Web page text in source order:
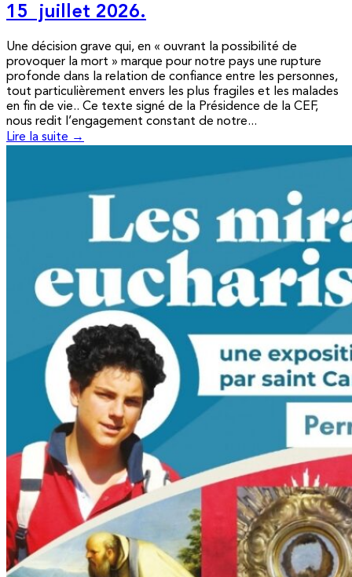
15 juillet 2026.
Une décision grave qui, en « ouvrant la possibilité de
provoquer la mort » marque pour notre pays une rupture
profonde dans la relation de confiance entre les personnes,
tout particulièrement envers les plus fragiles et les malades
en fin de vie.. Ce texte signé de la Présidence de la CEF,
nous redit l’engagement constant de notre...
Lire la suite →